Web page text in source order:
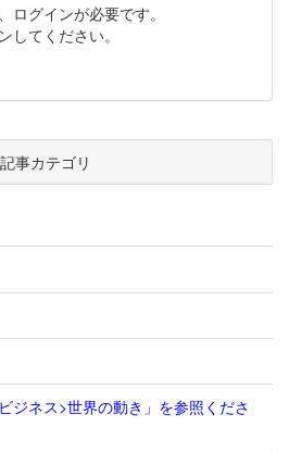
ログインが必要です。
してください。
記事カテゴリ
ジネス>世界の動き」を参照くださ